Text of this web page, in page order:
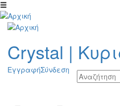
Παράκαμψη προς το κυρίως
Crystal |
ΕγγραφήΣύνδεση